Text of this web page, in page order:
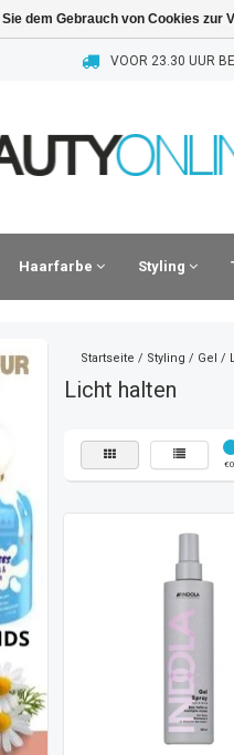
VOOR 23.30 UUR
Haarfarbe Styling
Startseite / Styling / Gel /
Licht halten
€0
dem Gebrauch von Cookies zur